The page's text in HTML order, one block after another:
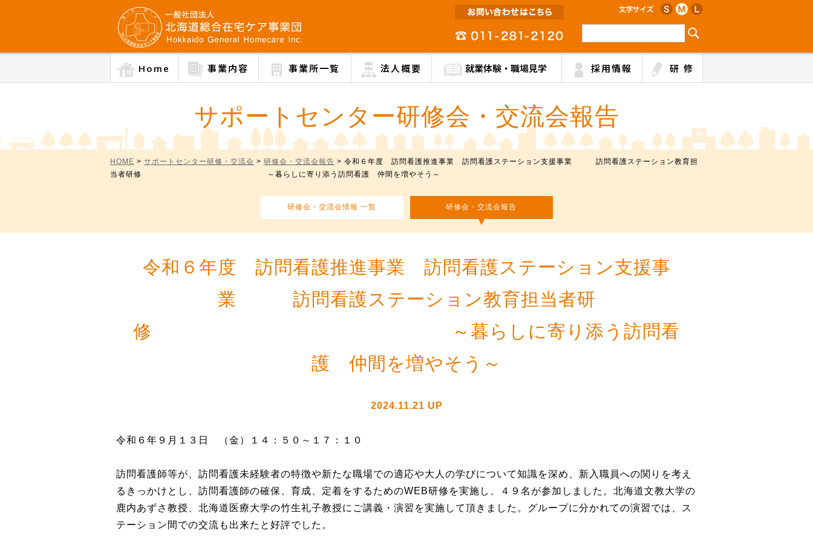
Home 事業内容 事業所一覧 法人概要 就業体験・職場見学 採用情報 研 修
サポートセンター研修会・交流会報告
HOME > サポートセンター研修・交流会 > 研修会・交流会報告 > 令和６年度 訪問看護推進事業 訪問看護ステーション支援事業 訪問看護ステーション教育担
当者研修 ～暮らしに寄り添う訪問看護 仲間を増やそう～
研修会・交流会情報 一覧 研修会・交流会報告
令和６年度 訪問看護推進事業 訪問看護ステーション支援事
業 訪問看護ステーション教育担当者研
修 ～暮らしに寄り添う訪問看
護 仲間を増やそう～
2024.11.21 UP
令和６年９月１３日 （金）１４：５０～１７：１０
訪問看護師等が、訪問看護未経験者の特徴や新たな職場での適応や大人の学びについて知識を深め、新入職員への関りを考え
るきっかけとし、訪問看護師の確保、育成、定着をするためのWEB研修を実施し、４９名が参加しました。北海道文教大学の
鹿内あずさ教授、北海道医療大学の竹生礼子教授にご講義・演習を実施して頂きました。グループに分かれての演習では、ス
テーション間での交流も出来たと好評でした。